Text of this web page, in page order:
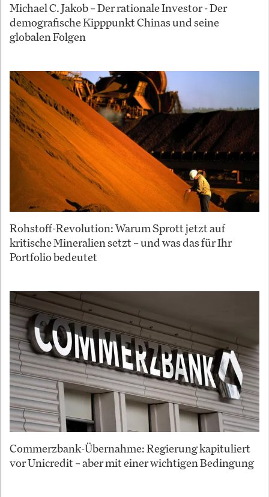
Michael C. Jakob – Der rationale Investor - Der
demografische Kipppunkt Chinas und seine
globalen Folgen
Rohstoff-Revolution: Warum Sprott jetzt auf
kritische Mineralien setzt – und was das für Ihr
Portfolio bedeutet
Commerzbank-Übernahme: Regierung kapituliert
vor Unicredit – aber mit einer wichtigen Bedingung